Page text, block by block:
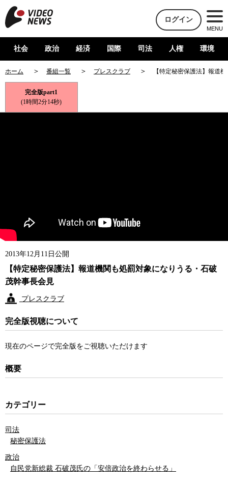
ログイン
MENU
社会 政治 経済 国際 司法 人権 環境
ホーム 番組一覧 プレスクラブ 【特定秘密保護法】報道
完全版part1
(1時間2分14秒)
2013年12月11日公開
【特定秘密保護法】報道機関も処罰対象になりうる・石破
茂幹事長会見
プレスクラブ
完全版視聴について
現在のページで完全版をご視聴いただけます
概要
カテゴリー
司法
秘密保護法
政治
自民党新総裁 石破茂氏の「安倍政治を終わらせる」